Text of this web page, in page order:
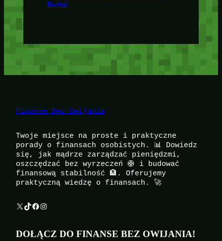
Berluf
Finanse Bez Owijania
Twoje miejsce na proste i praktyczne
porady o finansach osobistych. 📊 Dowiedz
się, jak mądrze zarządzać pieniędzmi,
oszczędzać bez wyrzeczeń 🛟 i budować
finansową stabilność 🏦. Oferujemy
praktyczną wiedzę o finansach. 🚀
X TikTok Facebook Instagram
DOŁĄCZ DO FINANSE BEZ OWIJANIA!